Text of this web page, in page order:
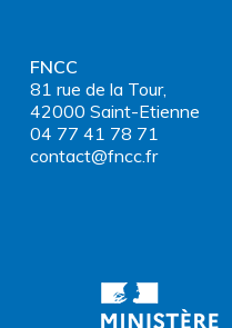
FNCC
81 rue de la Tour,
42000 Saint-Etienne
04 77 41 78 71
contact@fncc.fr